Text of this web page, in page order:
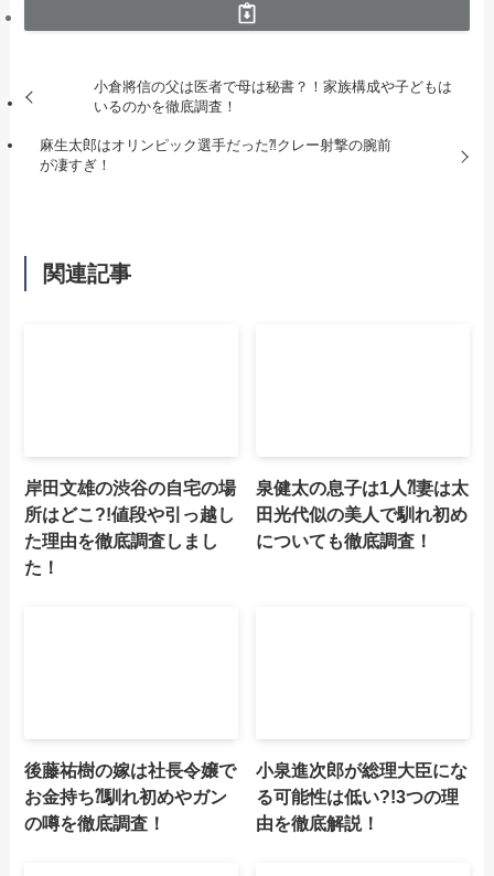
小倉將信の父は医者で母は秘書？！家族構成や子どもは
いるのかを徹底調査！
麻生太郎はオリンピック選手だった⁈クレー射撃の腕前
が凄すぎ！
関連記事
岸田文雄の渋谷の自宅の場
所はどこ?!値段や引っ越し
た理由を徹底調査しまし
た！
泉健太の息子は1人⁈妻は太
田光代似の美人で馴れ初め
についても徹底調査！
後藤祐樹の嫁は社長令嬢で
お金持ち⁈馴れ初めやガン
の噂を徹底調査！
小泉進次郎が総理大臣にな
る可能性は低い?!3つの理
由を徹底解説！